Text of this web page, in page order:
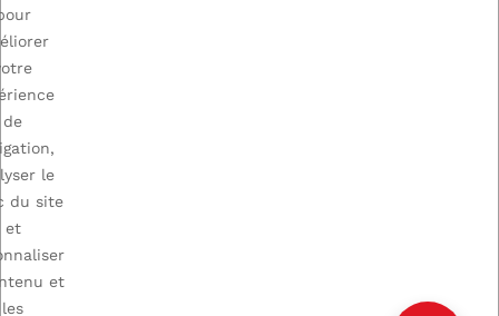
INFORMATIONS
A PROPOS
VOTRE COMPTE
de
le
du site
et
et
les